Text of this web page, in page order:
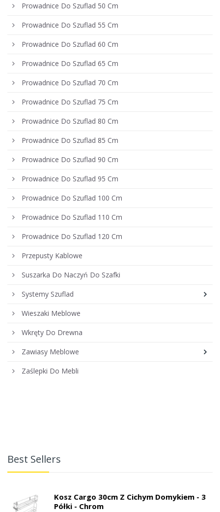
Prowadnice Do Szuflad 50 Cm
Prowadnice Do Szuflad 55 Cm
Prowadnice Do Szuflad 60 Cm
Prowadnice Do Szuflad 65 Cm
Prowadnice Do Szuflad 70 Cm
Prowadnice Do Szuflad 75 Cm
Prowadnice Do Szuflad 80 Cm
Prowadnice Do Szuflad 85 Cm
Prowadnice Do Szuflad 90 Cm
Prowadnice Do Szuflad 95 Cm
Prowadnice Do Szuflad 100 Cm
Prowadnice Do Szuflad 110 Cm
Prowadnice Do Szuflad 120 Cm
Przepusty Kablowe
Suszarka Do Naczyń Do Szafki
Systemy Szuflad
Wieszaki Meblowe
Wkręty Do Drewna
Zawiasy Meblowe
Zaślepki Do Mebli
Best Sellers
Kosz Cargo 30cm Z Cichym Domykiem - 3
Półki - Chrom